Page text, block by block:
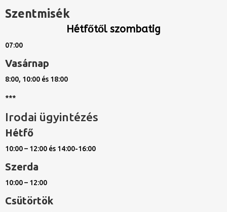
Szentmisék
Hétfőtől szombatig
07:00
Vasárnap
8:00, 10:00 és 18:00
***
Irodai ügyintézés
Hétfő
10:00 – 12:00 és 14:00-16:00
Szerda
10:00 – 12:00
Csütörtök